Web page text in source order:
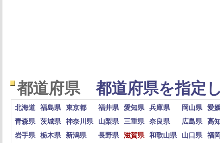
都道府県 都道府県を指定
北海道 福島県 東京都 福井県 愛知県 兵庫県 岡山県
愛
青森県
茨城県 神奈川県 山梨県 三重県 奈良県 広島県
高
岩手県
栃木県 新潟県 長野県 滋賀県 和歌山県 山口県
福